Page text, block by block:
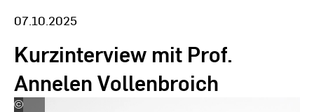
07.10.2025
Kurzinterview mit Prof.
Annelen Vollenbroich
©
Lukas